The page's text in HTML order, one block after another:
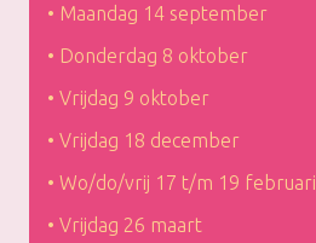
• Maandag 14 september
• Donderdag 8 oktober
• Vrijdag 9 oktober
• Vrijdag 18 december
• Wo/do/vrij 17 t/m 19 februari
• Vrijdag 26 maart